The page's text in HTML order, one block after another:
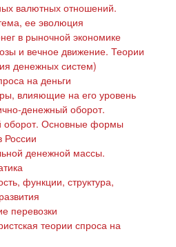
валютных отношений.
ее эволюция
в рыночной экономике
и вечное движение. Теории
денежных систем)
на деньги
влияющие на его уровень
денежный оборот.
оборот. Основные формы
России
денежной массы.
функции, структура,
перевозки
теории спроса на